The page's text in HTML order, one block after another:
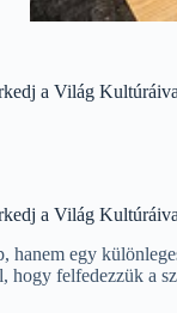
a Világ
a Világ
hanem egy
hogy felfedezzük a